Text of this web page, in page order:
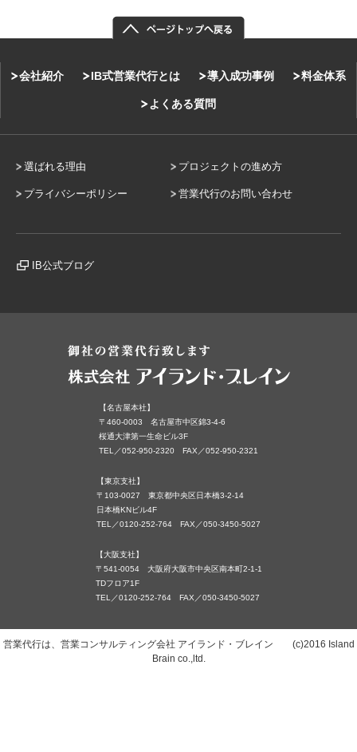
会社紹介 IB式営業代行とは 導入成功事例 料金体系
よくある質問
選ばれる理由 プロジェクトの進め方
プライバシーポリシー 営業代行のお問い合わせ
IB公式ブログ
【名古屋本社】
〒460-0003 名古屋市中区錦3-4-6
桜通大津第一生命ビル3F
TEL／052-950-2320 FAX／052-950-2321
【東京支社】
〒103-0027 東京都中央区日本橋3-2-14
日本橋KNビル4F
TEL／0120-252-764 FAX／050-3450-5027
【大阪支社】
〒541-0054 大阪府大阪市中央区南本町2-1-1
TDフロア1F
TEL／0120-252-764 FAX／050-3450-5027
営業代行は、営業コンサルティング会社 アイランド・ブレイン (c)2016 Island
Brain co.,ltd.